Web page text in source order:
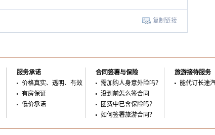
复制链接
服务承诺
价格真实、透明、有效
有房保证
低价承诺
合同签署与保险
需加购人身意外险吗？
没到前怎么签合同
团费中已含保险吗？
如何签署旅游合同？
旅游接待服务
能代订长途